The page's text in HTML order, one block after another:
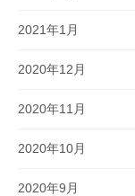
2021年1月
2020年12月
2020年11月
2020年10月
2020年9月